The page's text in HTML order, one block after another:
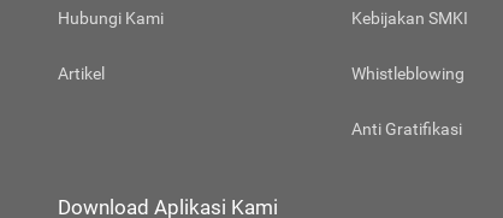
Hubungi Kami
Artikel
Kebijakan SMKI
Whistleblowing
Anti Gratifikasi
Download Aplikasi Kami